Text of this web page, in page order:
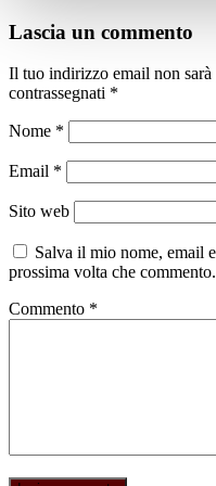
Lascia un commento
Il tuo indirizzo email non sarà
contrassegnati *
Nome *
Email *
Sito web
Salva il mio nome, email
prossima volta che commento.
Commento *